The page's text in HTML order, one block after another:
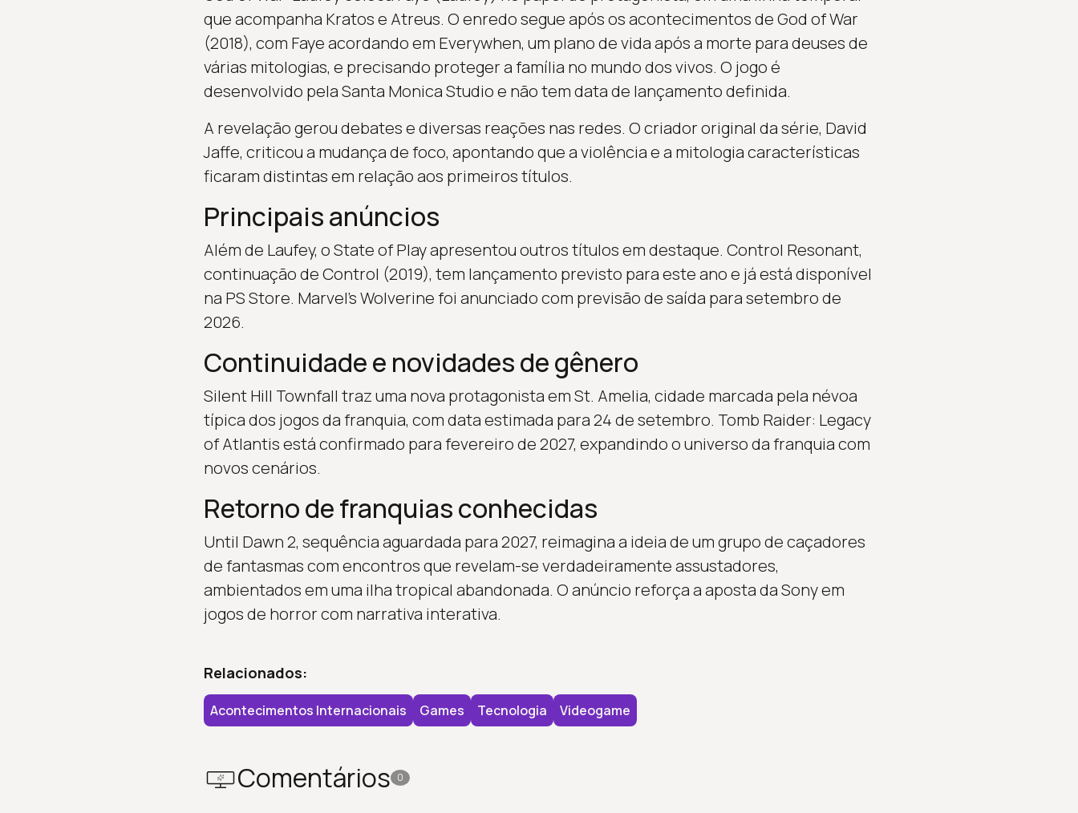
que acompanha Kratos e Atreus. O enredo segue após os acontecimentos de God of War
(2018), com Faye acordando em Everywhen, um plano de vida após a morte para deuses de
várias mitologias, e precisando proteger a família no mundo dos vivos. O jogo é
desenvolvido pela Santa Monica Studio e não tem data de lançamento definida.
A revelação gerou debates e diversas reações nas redes. O criador original da série, David
Jaffe, criticou a mudança de foco, apontando que a violência e a mitologia características
ficaram distintas em relação aos primeiros títulos.
Principais anúncios
Além de Laufey, o State of Play apresentou outros títulos em destaque. Control Resonant,
continuação de Control (2019), tem lançamento previsto para este ano e já está disponível
na PS Store. Marvel’s Wolverine foi anunciado com previsão de saída para setembro de
2026.
Continuidade e novidades de gênero
Silent Hill Townfall traz uma nova protagonista em St. Amelia, cidade marcada pela névoa
típica dos jogos da franquia, com data estimada para 24 de setembro. Tomb Raider: Legacy
of Atlantis está confirmado para fevereiro de 2027, expandindo o universo da franquia com
novos cenários.
Retorno de franquias conhecidas
Until Dawn 2, sequência aguardada para 2027, reimagina a ideia de um grupo de caçadores
de fantasmas com encontros que revelam-se verdadeiramente assustadores,
ambientados em uma ilha tropical abandonada. O anúncio reforça a aposta da Sony em
jogos de horror com narrativa interativa.
Relacionados:
Acontecimentos Internacionais Games Tecnologia Videogame
Comentários 0